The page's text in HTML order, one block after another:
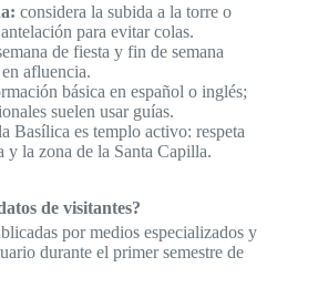
considera la subida a la torre o
para evitar colas.
de fiesta y fin de semana
afluencia.
básica en español o inglés;
suelen usar guías.
Basílica es templo activo: respeta
y la zona de la Santa Capilla.
de visitantes?
por medios especializados y
durante el primer semestre de